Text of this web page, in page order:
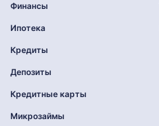
Финансы
Ипотека
Кредиты
Депозиты
Кредитные карты
Микрозаймы